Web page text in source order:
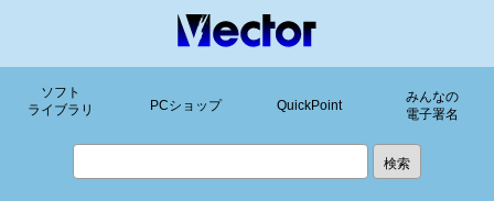
ソフト
ライブラリ
PCショップ QuickPoint
みんなの
電子署名